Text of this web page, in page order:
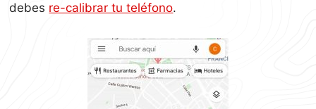
debes re-calibrar tu teléfono.